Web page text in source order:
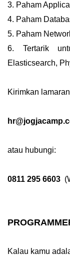
3. Paham
4. Paham
5. Paham
6. Tertarik
Elasticsearch,
Kirimkan
atau hubungi:
0811 295 6603
Kalau kamu